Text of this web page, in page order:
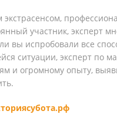
участник, эксперт
вы испробовали все
ситуации, эксперт по
и огромному опыту,